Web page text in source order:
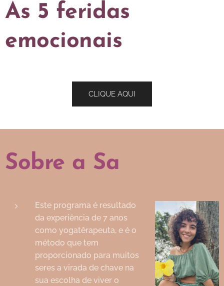
As 5 feridas
emocionais
CLIQUE AQUI
Sobre a Sa
Este programa é resultado
da experiência de 7 anos
como yogatêrapeuta, e é o
método que tem
proporcionado para muitos
seres a virada de chave na
sua escolha de viver o